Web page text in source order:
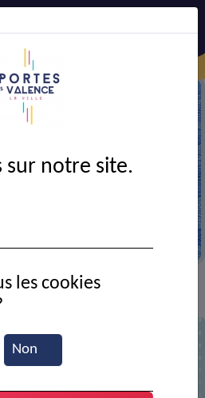
> Ressources documentaires
sur notre site.
Non
les cookies